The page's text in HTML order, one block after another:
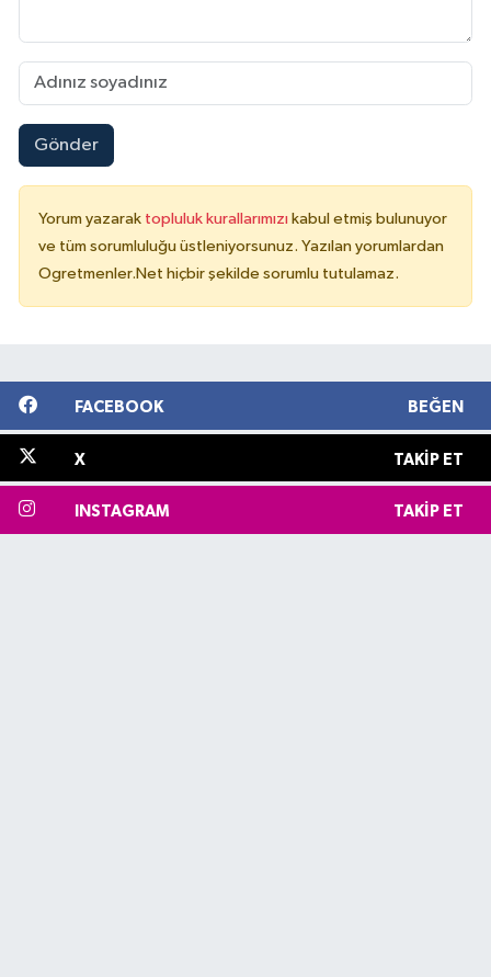
Gönder
Yorum yazarak topluluk kurallarımızı kabul etmiş bulunuyor
ve tüm sorumluluğu üstleniyorsunuz. Yazılan yorumlardan
Ogretmenler.Net hiçbir şekilde sorumlu tutulamaz.
FACEBOOK BEĞEN
X TAKIP ET
INSTAGRAM TAKIP ET